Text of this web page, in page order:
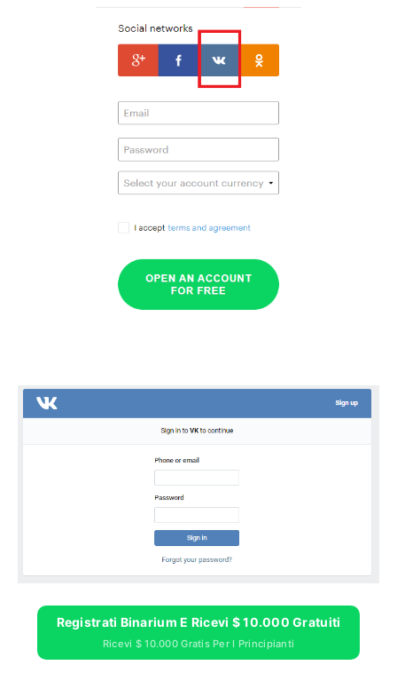
Registrati Binarium E Ricevi $ 10.000 Gratuiti
Ricevi $ 10.000 Gratis Per I Principianti